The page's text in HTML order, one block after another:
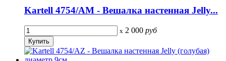
Kartell 4754/AM - Вешалка настенная Jelly...
x 2 000 руб